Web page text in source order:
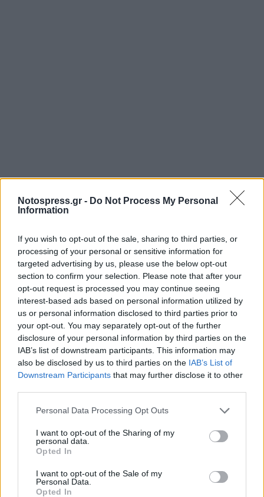
Notospress.gr - Do Not Process My Personal
Information
If you wish to opt-out of the sale, sharing to third parties, or
processing of your personal or sensitive information for
targeted advertising by us, please use the below opt-out
section to confirm your selection. Please note that after your
opt-out request is processed you may continue seeing
interest-based ads based on personal information utilized by
us or personal information disclosed to third parties prior to
your opt-out. You may separately opt-out of the further
disclosure of your personal information by third parties on the
IAB’s list of downstream participants. This information may
also be disclosed by us to third parties on the IAB’s List of
Downstream Participants that may further disclose it to other
Personal Data Processing Opt Outs
I want to opt-out of the Sharing of my
personal data.
Opted In
I want to opt-out of the Sale of my
Personal Data.
Opted In
Σχετικά Άρθρα